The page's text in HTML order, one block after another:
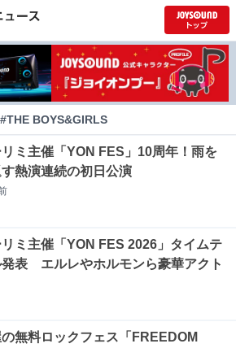
#THE BOYS&GIRLS
ミ主催「YON FES」10周年！雨を
熱演連続の初日公演
ミ主催「YON FES 2026」タイムテ
発表 エルレやホルモンら豪華アクト
無料ロックフェス「FREEDOM